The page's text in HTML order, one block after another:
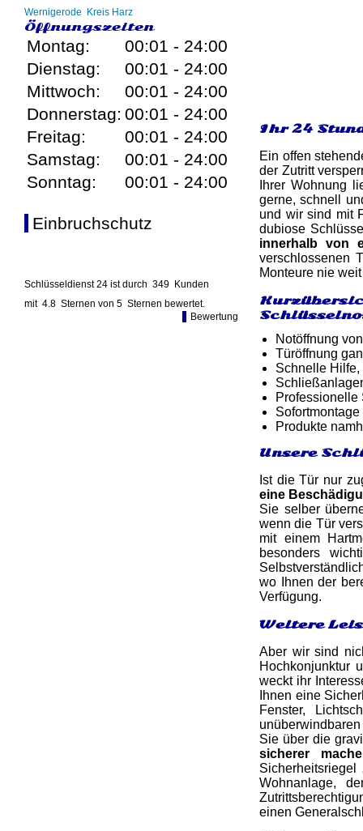
Wernigerode Kreis Harz
Öffnungszeiten
Montag:
00:01 - 24:00
Dienstag:
00:01 - 24:00
Mittwoch:
00:01 - 24:00
Donnerstag: 00:01 - 24:00
Freitag:
00:01 - 24:00
Samstag:
00:01 - 24:00
Sonntag:
00:01 - 24:00
Einbruchschutz
Schlüsseldienst 24 ist durch 349 Kunden
mit 4.8 Sternen von 5 Sternen bewertet.
Bewertung
Ihr 24
Ein offen
der Zutritt
Ihrer Wohnung
gerne, schnell
und wir sind mit
dubiose
innerhalb von
verschlossenen
Monteure nie
Notöffnung
Türöffnung
Schnelle Hilfe,
Professionelle
Produkte
Unsere
Ist die Tür nur
eine
Sie selber
wenn die Tür
mit einem
besonders
wo Ihnen der
Verfügung.
Weitere
Aber wir sind
Hochkonjunktur
weckt ihr
Ihnen eine
Fenster,
Sie über die
sicherer
Wohnanlage,
einen